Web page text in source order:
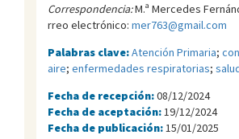
Correspondencia:M.ª Mercedes
rreo electrónico: mer763@gmail.com
Palabras clave:Atención Primaria;
aire; enfermedades respiratorias;
Fecha de recepción:08/12/2024
Fecha de aceptación: 19/12/2024
Fecha de publicación: 15/01/2025